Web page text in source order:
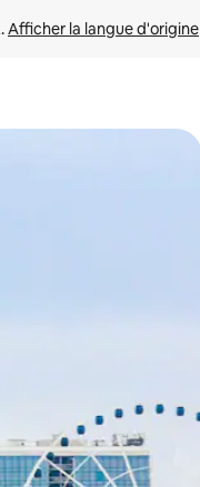
Afficher la langue d'origine
et en faisant glisser.